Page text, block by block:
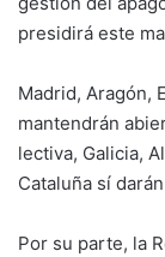
presidirá este
Madrid, Aragón,
mantendrán
lectiva, Galicia,
Cataluña sí
Por su parte, la